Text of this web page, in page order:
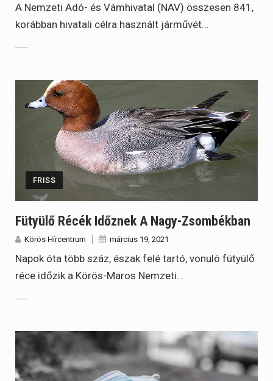
A Nemzeti Adó- és Vámhivatal (NAV) összesen 841,
korábban hivatali célra használt járművét…
FRISS
Fütyülő Récék Időznek A Nagy-Zsombékban
Körös Hírcentrum március 19, 2021
Napok óta több száz, észak felé tartó, vonuló fütyülő
réce időzik a Körös-Maros Nemzeti…